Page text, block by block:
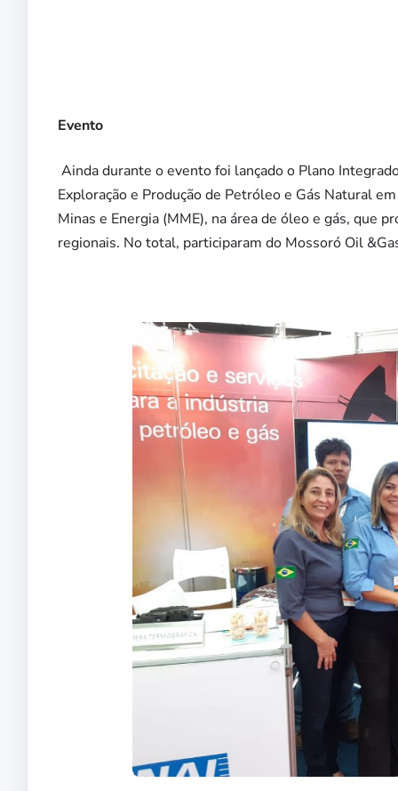
Evento
Ainda durante o evento foi lançado o Plano
Exploração e Produção de Petróleo e Gás Natural
Minas e Energia (MME), na área de óleo e gás, que
regionais. No total, participaram do Mossoró Oil